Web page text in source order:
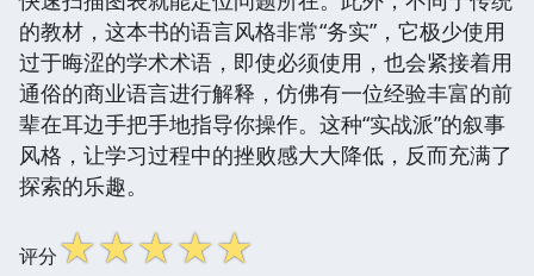
的教材，这本书的语言风格非常“务实”，它极少使用
过于晦涩的学术术语，即使必须使用，也会紧接着用
通俗的商业语言进行解释，仿佛有一位经验丰富的前
辈在耳边手把手地指导你操作。这种“实战派”的叙事
风格，让学习过程中的挫败感大大降低，反而充满了
探索的乐趣。
评分☆☆☆☆☆